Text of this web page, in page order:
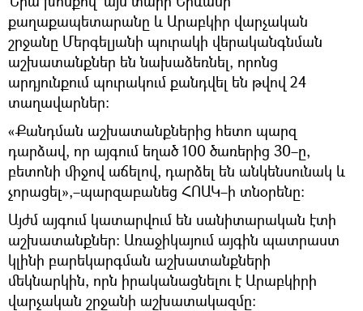
քաղաքապետարանը և Արաբկիր վարչական
շրջանը Մերգելյանի պուրակի վերականգնման
աշխատանքներ են նախաձեռնել, որոնց
արդյունքում պուրակում քանդվել են թվով 24
տաղավարներ։
«Քանդման աշխատանքներից հետո պարզ
դարձավ, որ այգում եղած 100 ծառերից 30–ը,
բետոնի միջով աճելով, դարձել են անկենսունակ և
չորացել»,–պարզաբանեց ՀՈԱԿ–ի տնօրենը։
Այժմ այգում կատարվում են սանիտարական էտի
աշխատանքներ։ Առաջիկայում այգին պատրաստ
կլինի բարեկարգման աշխատանքների
մեկնարկին, որն իրականացնելու է Արաբկիրի
վարչական շրջանի աշխատակազմը։